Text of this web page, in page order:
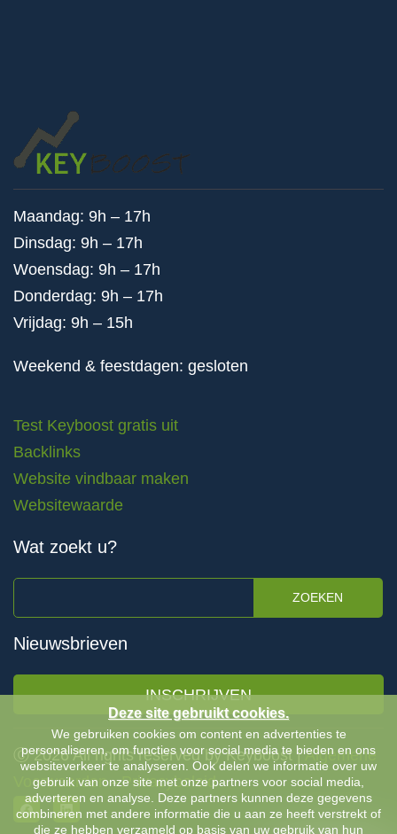
Maandag: 9h – 17h
Dinsdag: 9h – 17h
Woensdag: 9h – 17h
Donderdag: 9h – 17h
Vrijdag: 9h – 15h
Weekend & feestdagen: gesloten
Test Keyboost gratis uit
Backlinks
Website vindbaar maken
Websitewaarde
Wat zoekt u?
ZOEKEN
Nieuwsbrieven
INSCHRIJVEN
Ⓒ 2026 All rights reserved by Keyboost |Algemene
Voorwaarden-Privacybeleid
Deze site gebruikt cookies.
We gebruiken cookies om content en advertenties te
personaliseren, om functies voor social media te bieden en ons
websiteverkeer te analyseren. Ook delen we informatie over uw
gebruik van onze site met onze partners voor social media,
adverteren en analyse. Deze partners kunnen deze gegevens
combineren met andere informatie die u aan ze heeft verstrekt of
die ze hebben verzameld op basis van uw gebruik van hun